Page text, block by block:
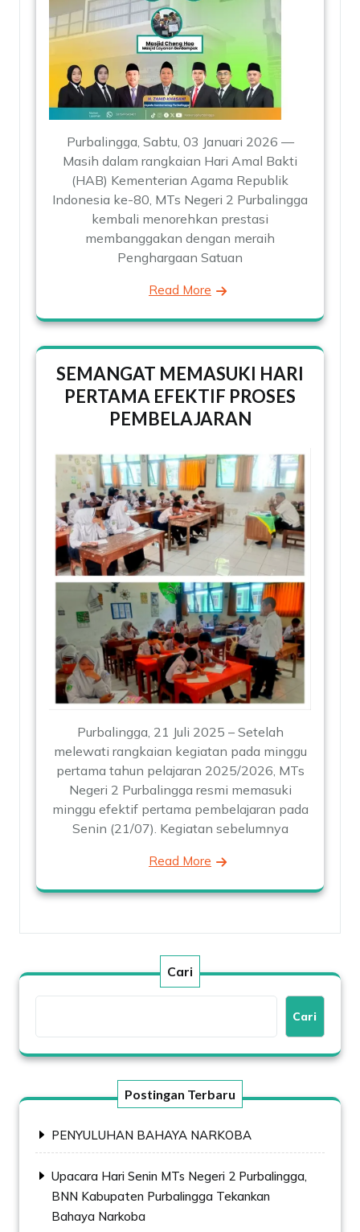
Purbalingga, Sabtu, 03 Januari 2026 —
Masih dalam rangkaian Hari Amal Bakti
(HAB) Kementerian Agama Republik
Indonesia ke-80, MTs Negeri 2 Purbalingga
kembali menorehkan prestasi
membanggakan dengan meraih
Penghargaan Satuan
Read More
SEMANGAT MEMASUKI HARI
PERTAMA EFEKTIF PROSES
PEMBELAJARAN
Purbalingga, 21 Juli 2025 – Setelah
melewati rangkaian kegiatan pada minggu
pertama tahun pelajaran 2025/2026, MTs
Negeri 2 Purbalingga resmi memasuki
minggu efektif pertama pembelajaran pada
Senin (21/07). Kegiatan sebelumnya
Read More
Cari
Cari
Postingan Terbaru
PENYULUHAN BAHAYA NARKOBA
Upacara Hari Senin MTs Negeri 2 Purbalingga,
BNN Kabupaten Purbalingga Tekankan
Bahaya Narkoba